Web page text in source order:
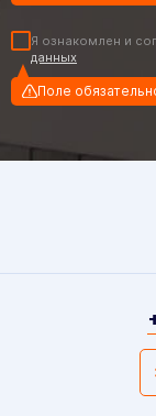
Я ознакомлен и
данных
Поле